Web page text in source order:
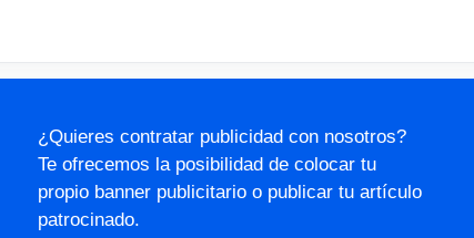
¿Quieres contratar publicidad con nosotros?
Te ofrecemos la posibilidad de colocar tu
propio banner publicitario o publicar tu artículo
patrocinado.